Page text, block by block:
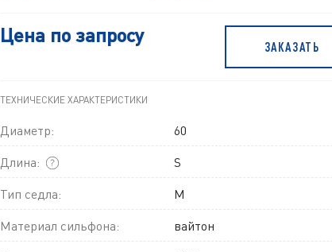
Цена по запросу
ЗАКАЗАТЬ
ТЕХНИЧЕСКИЕ ХАРАКТЕРИСТИКИ
Диаметр:
60
Длина:
S
Тип седла:
M
Материал сильфона:
вайтон